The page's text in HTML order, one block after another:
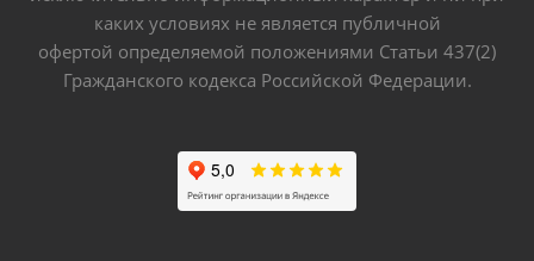
каких условиях не является публичной
офертой определяемой положениями Статьи 437(2)
Гражданского кодекса Российской Федерации.